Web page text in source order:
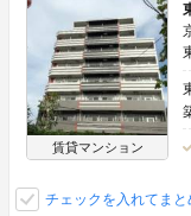
賃貸マンション
チェックを入れてま